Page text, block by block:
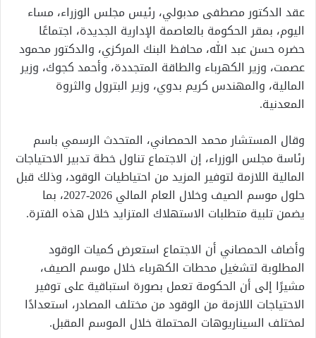
عقد الدكتور مصطفى مدبولي، رئيس مجلس الوزراء، مساء
اليوم، بمقر الحكومة بالعاصمة الإدارية الجديدة، اجتماعًا
حضره حسن عبد الله، محافظ البنك المركزي، والدكتور محمود
عصمت، وزير الكهرباء والطاقة المتجددة، وأحمد كجوك، وزير
المالية، والمهندس كريم بدوي، وزير البترول والثروة
المعدنية.
وقال المستشار محمد الحمصاني، المتحدث الرسمي باسم
رئاسة مجلس الوزراء، إن الاجتماع تناول خطة تدبير الاحتياجات
المالية اللازمة لتوفير المزيد من احتياطيات الوقود، وذلك قبل
حلول موسم الصيف وخلال العام المالي 2026-2027، بما
يضمن تلبية متطلبات الاستهلاك المتزايد خلال هذه الفترة.
وأضاف الحمصاني أن الاجتماع استعرض كميات الوقود
المطلوبة لتشغيل محطات الكهرباء خلال موسم الصيف،
مشيرًا إلى أن الحكومة تعمل بصورة استباقية على توفير
الاحتياجات اللازمة من الوقود من مختلف المصادر، استعدادًا
لمختلف السيناريوهات المحتملة خلال الموسم المقبل.